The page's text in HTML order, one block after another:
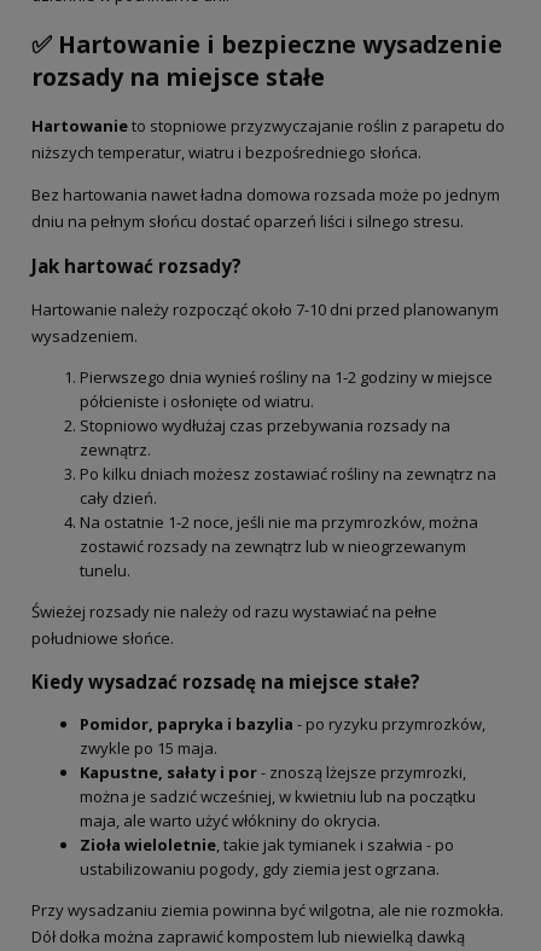
✅ Hartowanie i bezpieczne wysadzenie
rozsady na miejsce stałe
Hartowanieto stopniowe przyzwyczajanie roślin z parapetu do
niższych temperatur, wiatru i bezpośredniego słońca.
Bez hartowania nawet ładna domowa rozsada może po jednym
dniu na pełnym słońcu dostać oparzeń liści i silnego stresu.
Jak hartować rozsady?
Hartowanie należy rozpocząć około 7-10 dni przed planowanym
wysadzeniem.
Pierwszego dnia wynieś rośliny na 1-2 godziny w miejsce
półcieniste i osłonięte od wiatru.
Stopniowo wydłużaj czas przebywania rozsady na
zewnątrz.
Po kilku dniach możesz zostawiać rośliny na zewnątrz na
cały dzień.
Na ostatnie 1-2 noce, jeśli nie ma przymrozków, można
zostawić rozsady na zewnątrz lub w nieogrzewanym
tunelu.
Świeżej rozsady nie należy od razu wystawiać na pełne
południowe słońce.
Kiedy wysadzać rozsadę na miejsce stałe?
Pomidor, papryka i bazylia - po ryzyku przymrozków,
zwykle po 15 maja.
Kapustne, sałaty i por- znoszą lżejsze przymrozki,
można je sadzić wcześniej, w kwietniu lub na początku
maja, ale warto użyć włókniny do okrycia.
Zioła wieloletnie, takie jak tymianek i szałwia - po
ustabilizowaniu pogody, gdy ziemia jest ogrzana.
Przy wysadzaniu ziemia powinna być wilgotna, ale nie rozmokła.
Dół dołka można zaprawić kompostem lub niewielką dawką